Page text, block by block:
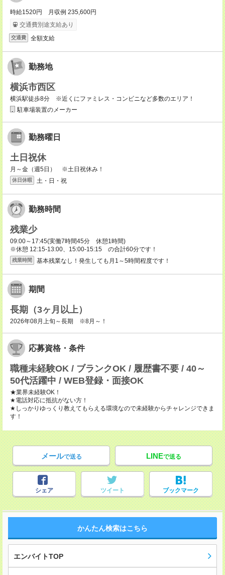
時給1520円 月収例 235,600円
交通費別途支給あり
交通費 全額支給
勤務地
横浜市西区
横浜駅徒歩8分 ※近くにファミレス・コンビニなど多数のエリア！
駐車場装置のメーカー
勤務曜日
土日祝休
月～金（週5日） ※土日祝休み！
休日休暇 土・日・祝
勤務時間
残業少
09:00～17:45(実働7時間45分 休憩1時間)
※休憩 12:15-13:00、15:00-15:15 の合計60分です！
残業時間 基本残業なし！発生しても月1～5時間程度です！
期間
長期（3ヶ月以上）
2026年08月上旬～長期 ※8月～！
応募資格・条件
職種未経験OK / ブランクOK / 履歴書不要 / 40～
50代活躍中 / WEB登録・面接OK
★業界未経験OK！
★電話対応に抵抗がない方！
★しっかりゆっくり教えてもらえる環境なので未経験からチャレンジできま
す！
メールで送る LINEで送る
シェア ツイート ブックマーク
かんたん検索はこちら
エンバイトTOP